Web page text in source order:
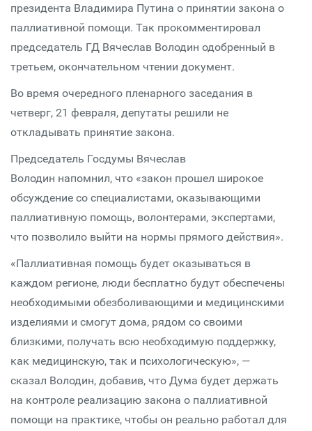
президента Владимира Путина о принятии закона о
паллиативной помощи. Так прокомментировал
председатель ГД Вячеслав Володин одобренный в
третьем, окончательном чтении документ.
Во время очередного пленарного заседания в
четверг, 21 февраля, депутаты решили не
откладывать принятие закона.
Председатель Госдумы Вячеслав
Володин напомнил, что «закон прошел широкое
обсуждение со специалистами, оказывающими
паллиативную помощь, волонтерами, экспертами,
что позволило выйти на нормы прямого действия».
«Паллиативная помощь будет оказываться в
каждом регионе, люди бесплатно будут обеспечены
необходимыми обезболивающими и медицинскими
изделиями и смогут дома, рядом со своими
близкими, получать всю необходимую поддержку,
как медицинскую, так и психологическую», —
сказал Володин, добавив, что Дума будет держать
на контроле реализацию закона о паллиативной
помощи на практике, чтобы он реально работал для